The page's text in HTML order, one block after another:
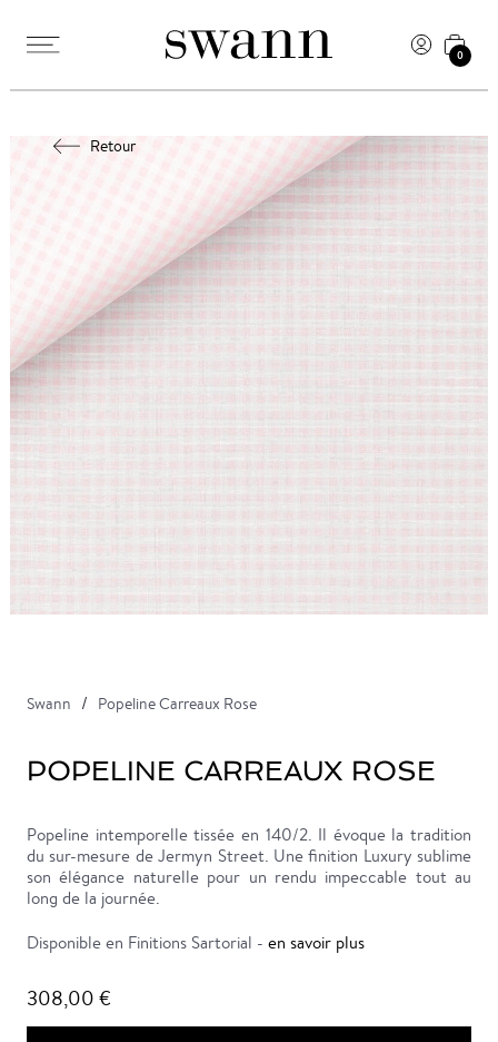
0
Retour
Swann Popeline Carreaux Rose
POPELINE CARREAUX ROSE
Popeline intemporelle tissée en 140/2. Il évoque la tradition
du sur-mesure de Jermyn Street. Une finition Luxury sublime
son élégance naturelle pour un rendu impeccable tout au
long de la journée.
Disponible en Finitions Sartorial - en savoir plus
308,00 €